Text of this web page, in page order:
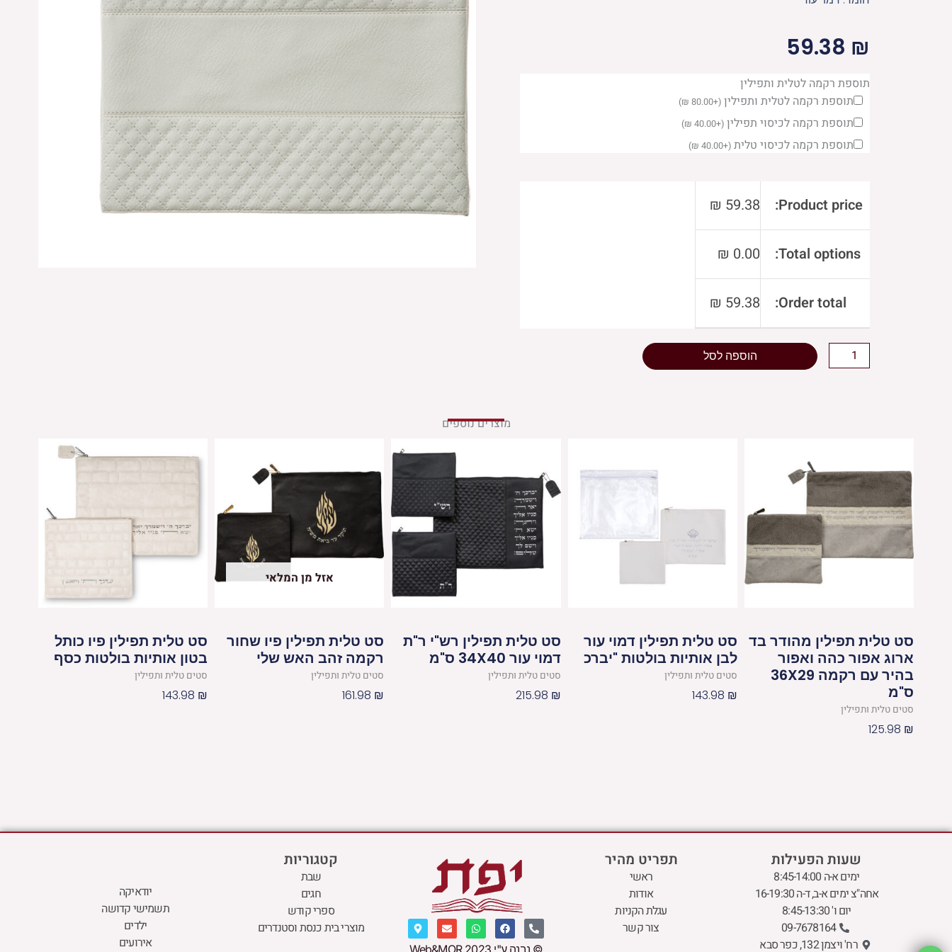
59.38 ₪
תוספת רקמה לטלית ותפילין
תוספת רקמה לטלית ותפילין (
+
80.00
₪
)
תוספת רקמה לכיסוי תפילין (
+
40.00
₪
)
תוספת רקמה לכיסוי טלית (
+
40.00
₪
)
Product price:
59.38
₪
Total options:
0.00
₪
Order total:
59.38
₪
כמות
של
תיק
טלית
36X29
ס"מ
הוספה לסל
מוצרים נוספים
סט טלית תפילין מהודר בד
ארוג אפור כהה ואפור
בהיר עם רקמה 36X29
ס"מ
סטים טלית ותפילין
125.98 ₪
סט טלית תפילין דמוי עור
לבן אותיות בולטות "יברכ
סטים טלית ותפילין
143.98 ₪
סט טלית תפילין רש"י ר"ת
דמוי עור 34X40 ס"מ
סטים טלית ותפילין
215.98 ₪
אזל מן המלאי
סט טלית תפילין פיו שחור
רקמה זהב האש שלי
סטים טלית ותפילין
161.98 ₪
סט טלית תפילין פיו כותל
בטון אותיות בולטות כסף
סטים טלית ותפילין
143.98 ₪
שעות הפעילות
ימים א-ה 8:45-14:00
אחה"צ ימים א-ב, ד-ה 16-19:30
יום ו' 8:45-13:30
09-7678164
רח' ויצמן 132, כפר סבא
תפריט מהיר
ראשי
אודות
עגלת הקניות
צור קשר
P
h
o
F
a
c
W
h
a
E
n
v
M
a
p
קטגוריות
שבת
חגים
ספרי קודש
מוצרי בית כנסת וסטנדרים
יודאיקה
תשמישי קדושה
ילדים
אירועים